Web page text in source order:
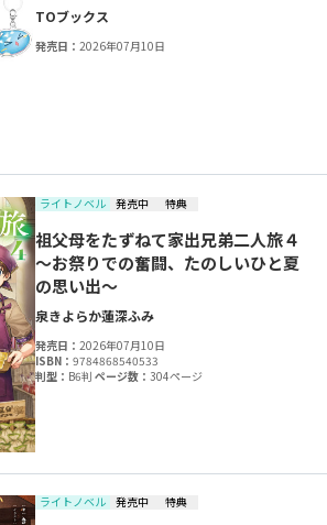
TOブックス
発売日：2026年07月10日
ライトノベル 発売中 特典
祖父母をたずねて家出兄弟二人旅４
～お祭りでの奮闘、たのしいひと夏
の思い出～
泉きよらか蓮深ふみ
発売日：2026年07月10日
ISBN：9784868540533
判型： B6判ページ数：304ページ
ライトノベル 発売中 特典